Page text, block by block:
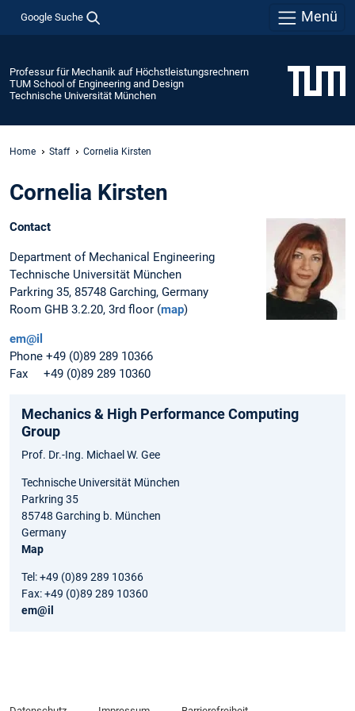
Google Suche Menü
Professur für Mechanik auf Höchstleistungsrechnern
TUM School of Engineering and Design
Technische Universität München
Home Staff Cornelia Kirsten
Cornelia Kirsten
Contact
Department of Mechanical Engineering
Technische Universität München
Parkring 35, 85748 Garching, Germany
Room GHB 3.2.20, 3rd floor (map)
em@il
Phone +49 (0)89 289 10366
Fax +49 (0)89 289 10360
Mechanics & High Performance Computing
Group
Prof. Dr.-Ing. Michael W. Gee
Technische Universität München
Parkring 35
85748 Garching b. München
Germany
Map
Tel: +49 (0)89 289 10366
Fax: +49 (0)89 289 10360
em@il